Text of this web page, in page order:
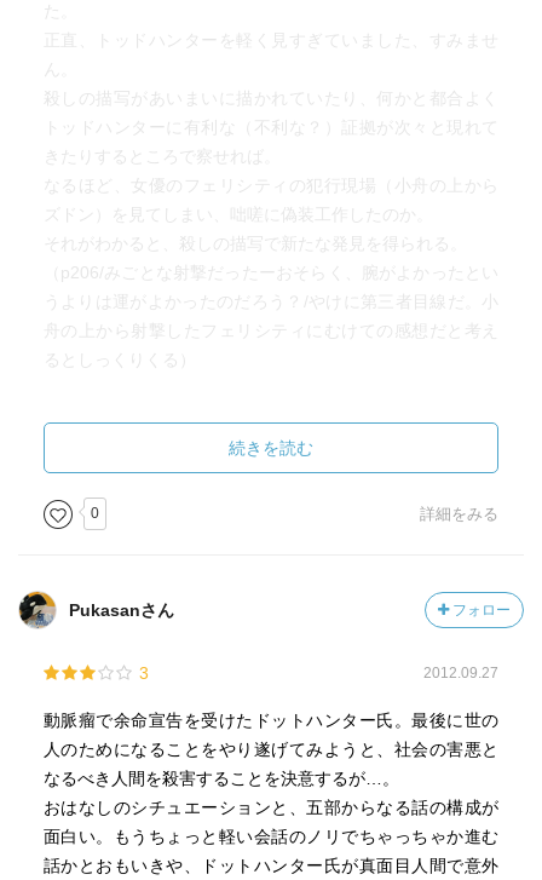
た。
正直、トッドハンターを軽く見すぎていました、すみませ
ん。
殺しの描写があいまいに描かれていたり、何かと都合よく
トッドハンターに有利な（不利な？）証拠が次々と現れて
きたりするところで察せれば。
なるほど、女優のフェリシティの犯行現場（小舟の上から
ズドン）を見てしまい、咄嗟に偽装工作したのか。
それがわかると、殺しの描写で新たな発見を得られる。
（p206/みごとな射撃だったーおそらく、腕がよかったとい
うよりは運がよかったのだろう？/やけに第三者目線だ。小
舟の上から射撃したフェリシティにむけての感想だと考え
るとしっくりくる）
続きを読む
0 詳細をみる
Pukasanさん フォロー
3 2012.09.27
動脈瘤で余命宣告を受けたドットハンター氏。最後に世の
人のためになることをやり遂げてみようと、社会の害悪と
なるべき人間を殺害することを決意するが…。
おはなしのシチュエーションと、五部からなる話の構成が
面白い。もうちょっと軽い会話のノリでちゃっちゃか進む
話かとおもいきや、ドットハンター氏が真面目人間で意外